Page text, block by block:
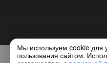
Мы используем cookie для
пользования сайтом.